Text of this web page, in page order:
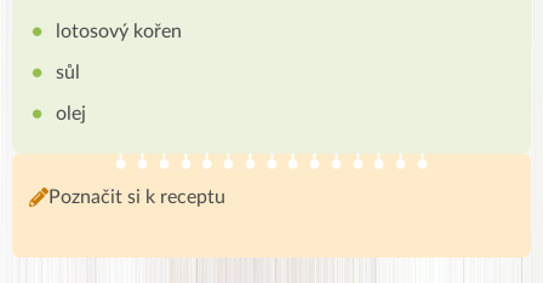
lotosový kořen
sůl
olej
Poznačit si k receptu